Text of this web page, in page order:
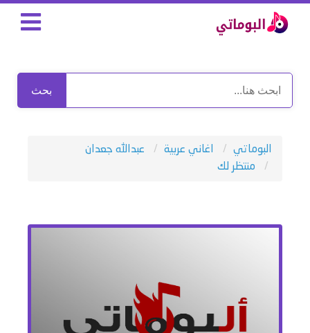
بحث
البوماتي اغاني عربية
عبدالله جعدان
منتظر لك